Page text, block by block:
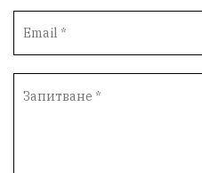
Дупница
Бюджет 2026